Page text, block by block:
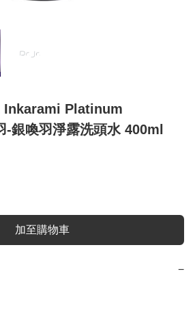
Inkarami Platinum
銀喚羽淨露洗頭水 400ml
加至購物車
−